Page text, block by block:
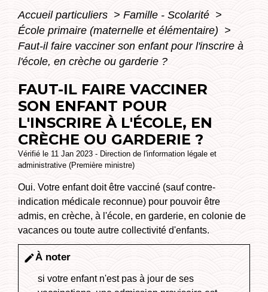
Accueil particuliers > Famille - Scolarité >
École primaire (maternelle et élémentaire) >
Faut-il faire vacciner son enfant pour l'inscrire à
l'école, en crèche ou garderie ?
FAUT-IL FAIRE VACCINER
SON ENFANT POUR
L'INSCRIRE À L'ÉCOLE, EN
CRÈCHE OU GARDERIE ?
Vérifié le 11 Jan 2023 - Direction de l'information légale et
administrative (Première ministre)
Oui. Votre enfant doit être vacciné (sauf contre-
indication médicale reconnue) pour pouvoir être
admis, en crèche, à l'école, en garderie, en colonie de
vacances ou toute autre collectivité d'enfants.
editÀ noter
si votre enfant n'est pas à jour de ses